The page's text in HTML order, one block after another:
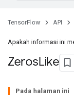
TensorFlow API
Apakah informasi ini
ZerosLike
Pada halaman ini